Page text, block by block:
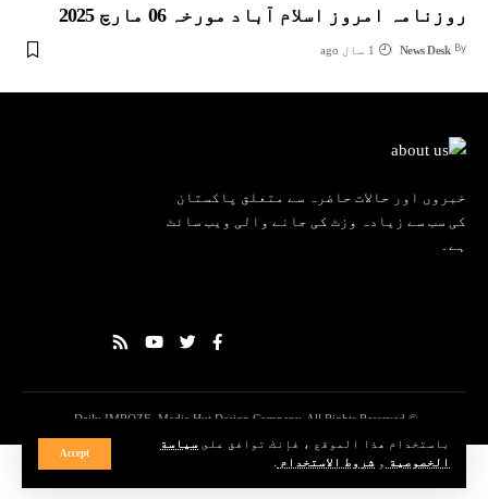
باستخدام هذا الموقع ، فإنك توافق على سياسة
الخصوصية
و شروط الاستخدام
Accept
روزنامہ امروز اسلام آباد مورخہ 06 مارچ 2025
By
News Desk 1 سال ago
خبروں اور حالات حاضرہ سے متعلق پاکستان
کی سب سے زیادہ وزٹ کی جانے والی ویب سائٹ
ہے۔
© Daily IMROZE. Media Hut Design Company. All Rights Reserved.